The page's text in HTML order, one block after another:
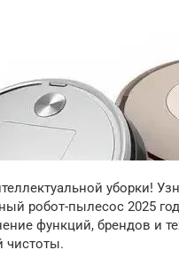
уборки!
робот-пылесос 2025
функций, брендов и
чистоты.